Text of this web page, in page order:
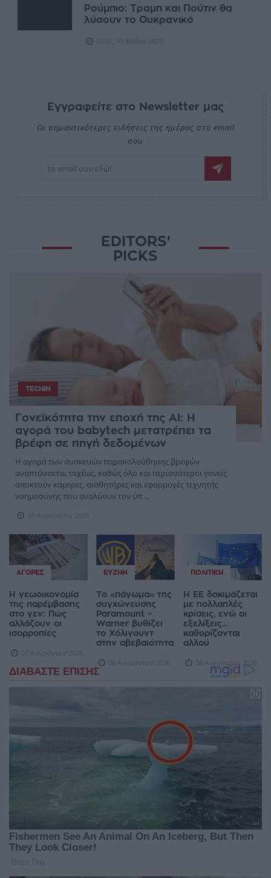
Ρούμπιο: Τραμπ και Πούτιν θα
λύσουν το Ουκρανικό
Εγγραφείτε στο Newsletter μας
Οι σημαντικότερες ειδήσεις της ημέρας στο email
σου
EDITORS'
PICKS
TECHIN
Γονεϊκότητα την εποχή της AI: Η
αγορά του babytech μετατρέπει τα
βρέφη σε πηγή δεδομένων
Η αγορά των συσκευών παρακολούθησης βρεφών
αναπτύσσεται ταχέως, καθώς όλο και περισσότεροι γονείς
αποκτούν κάμερες, αισθητήρες και εφαρμογές τεχνητής
νοημοσύνης που αναλύουν τον ύπ ...
07 Αυγούστου 2026
ΑΓΟΡΈΣ
Η γεωοικονομία
της παρέμβασης
στο γεν: Πώς
αλλάζουν οι
ισορροπίες
07 Αυγούστου 2026
ΕΥΖΗΝ
Το «πάγωμα» της
συγχώνευσης
Paramount –
Warner βυθίζει
το Χόλιγουντ
στην αβεβαιότητα
06 Αυγούστου 2026
ΠΟΛΙΤΙΚΉ
Η ΕΕ δοκιμάζεται
με πολλαπλές
κρίσεις, ενώ οι
εξελίξεις...
καθορίζονται
αλλού
06 Αυγούστου 2026